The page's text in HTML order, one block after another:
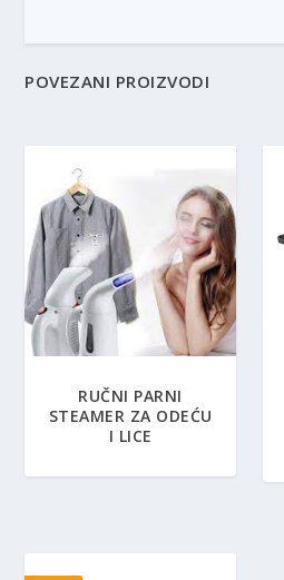
POVEZANI PROIZVODI
RUČNI PARNI
STEAMER ZA ODEĆU
I LICE